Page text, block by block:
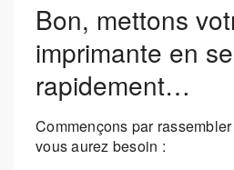
Bon, mettons
imprimante en
rapidement…
Commençons par
vous aurez besoin :